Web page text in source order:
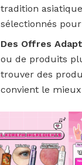
tradition
sélectionnés
Des Offres
ou de produits
trouver des
convient le